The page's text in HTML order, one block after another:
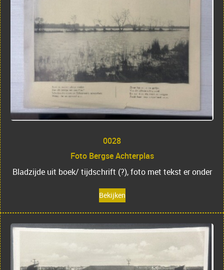
0028
Foto Bergse Achterplas
Bladzijde uit boek/ tijdschrift (?), foto met tekst er onder
Bekijken